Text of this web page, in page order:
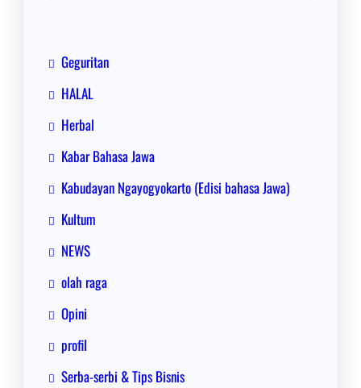
Geguritan
HALAL
Herbal
Kabar Bahasa Jawa
Kabudayan Ngayogyokarto (Edisi bahasa Jawa)
Kultum
NEWS
olah raga
Opini
profil
Serba-serbi & Tips Bisnis